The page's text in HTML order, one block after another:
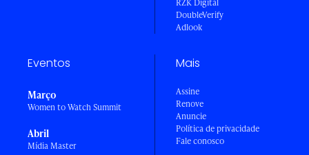
RZK Digital
DoubleVerify
Adlook
Eventos
Março
Women to Watch Summit
Abril
Mídia Master
Mais
Assine
Renove
Anuncie
Política de privacidade
Fale conosco